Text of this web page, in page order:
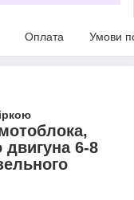
Оплата Умови
двигуна 6-8